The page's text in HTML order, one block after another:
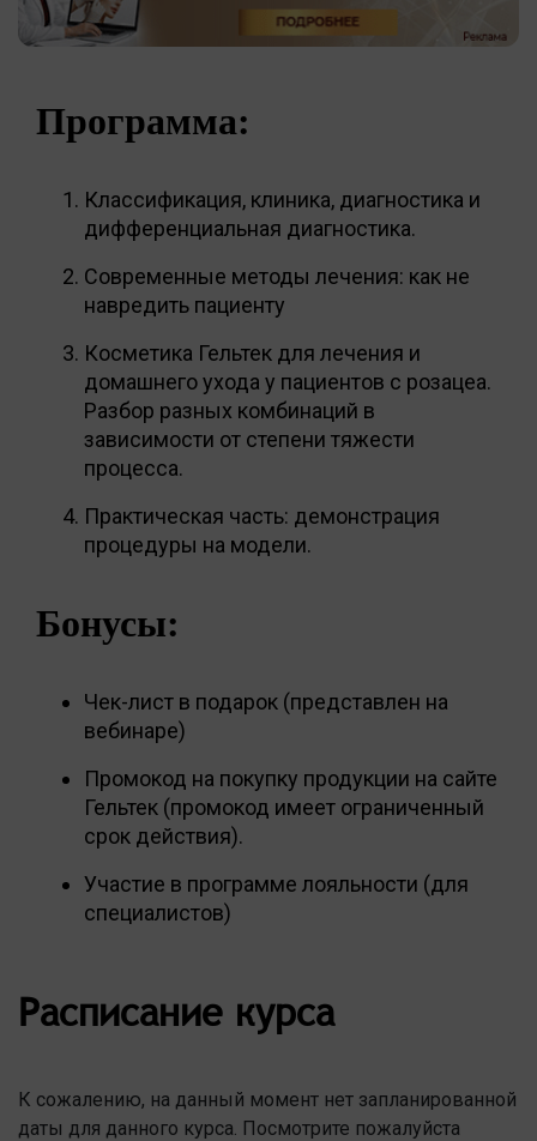
Программа:
Классификация, клиника, диагностика и
дифференциальная диагностика.
Современные методы лечения: как не
навредить пациенту
Косметика Гельтек для лечения и
домашнего ухода у пациентов с розацеа.
Разбор разных комбинаций в
зависимости от степени тяжести
процесса.
Практическая часть: демонстрация
процедуры на модели.
Бонусы:
Чек-лист в подарок (представлен на
вебинаре)
Промокод на покупку продукции на сайте
Гельтек (промокод имеет ограниченный
срок действия).
Участие в программе лояльности (для
специалистов)
Расписание курса
К сожалению, на данный момент нет запланированной
даты для данного курса. Посмотрите пожалуйста